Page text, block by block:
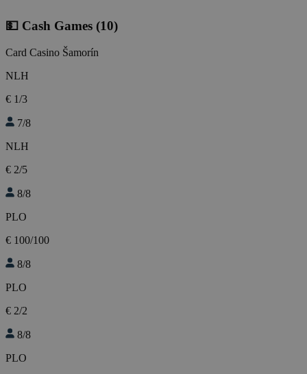
💵 Cash Games (10)
Card Casino Šamorín
NLH
€ 1/3
7/8
NLH
€ 2/5
8/8
PLO
€ 100/100
8/8
PLO
€ 2/2
8/8
PLO